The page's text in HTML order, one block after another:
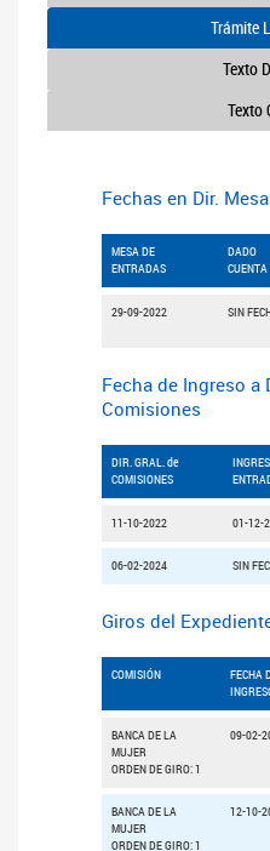
Trámite
Texto
Texto
Fechas en Dir.
MESA DE
ENTRADAS
DADO
CUENTA
29-09-2022 SIN
Fecha de Ingreso a
Comisiones
DIR. GRAL. de
COMISIONES
11-10-2022 01-12-
06-02-2024 SIN
Giros del
COMISIÓN
FECHA
BANCA DE LA
MUJER
ORDEN DE GIRO: 1
09-02-
BANCA DE LA
MUJER
ORDEN DE GIRO: 1
12-10-